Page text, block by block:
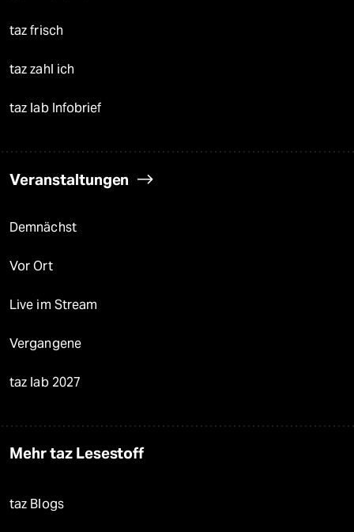
taz frisch
taz zahl ich
taz lab Infobrief
Veranstaltungen
Demnächst
Vor Ort
Live im Stream
Vergangene
taz lab 2027
Mehr taz Lesestoff
taz Blogs